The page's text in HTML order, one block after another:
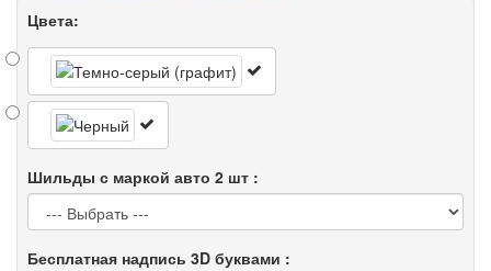
Цвета:
Шильды с маркой авто 2 шт :
Бесплатная надпись 3D буквами :